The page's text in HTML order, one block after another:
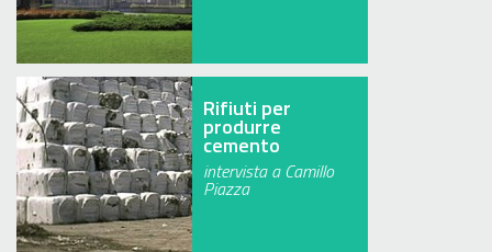
Rifiuti per
produrre
cemento
intervista a Camillo
Piazza